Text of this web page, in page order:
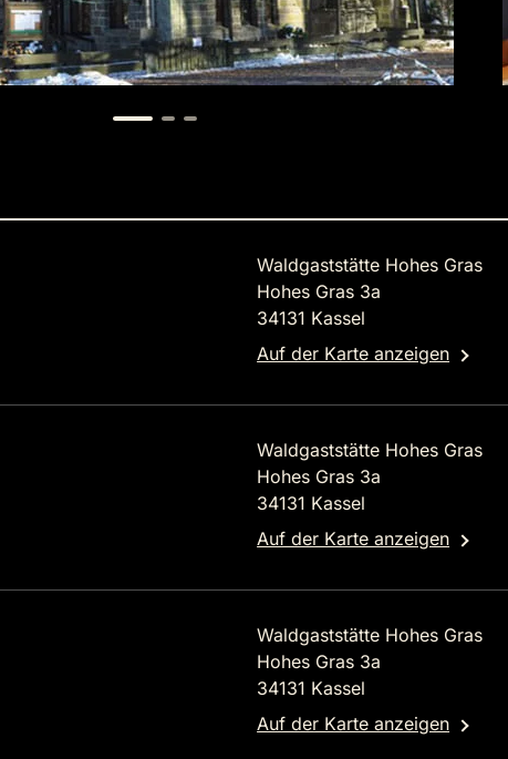
Waldgaststätte Hohes Gras
Hohes Gras 3a
34131 Kassel
Auf der Karte anzeigen
Waldgaststätte Hohes Gras
Hohes Gras 3a
34131 Kassel
Auf der Karte anzeigen
Waldgaststätte Hohes Gras
Hohes Gras 3a
34131 Kassel
Auf der Karte anzeigen